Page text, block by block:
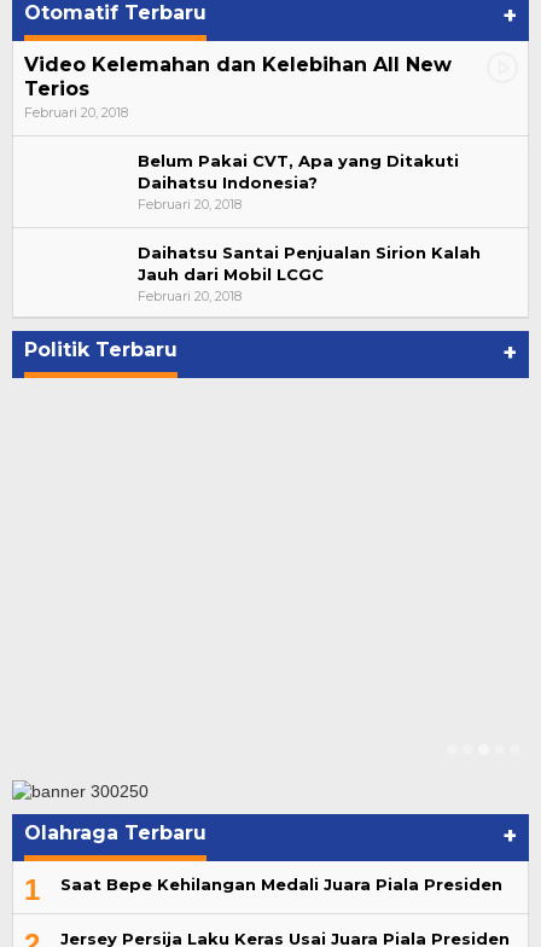
Otomatif Terbaru +
Video Kelemahan dan Kelebihan All New
Terios
Februari 20, 2018
Belum Pakai CVT, Apa yang Ditakuti
Daihatsu Indonesia?
Februari 20, 2018
Daihatsu Santai Penjualan Sirion Kalah
Jauh dari Mobil LCGC
Februari 20, 2018
Politik Terbaru +
Suharto Dipercaya Jadi Dewan Pengawas PP
PBSI 2020-2024
Di NASIONAL, POLITIK
Olahraga Terbaru +
1 Saat Bepe Kehilangan Medali Juara Piala Presiden
Jersey Persija Laku Keras Usai Juara Piala Presiden